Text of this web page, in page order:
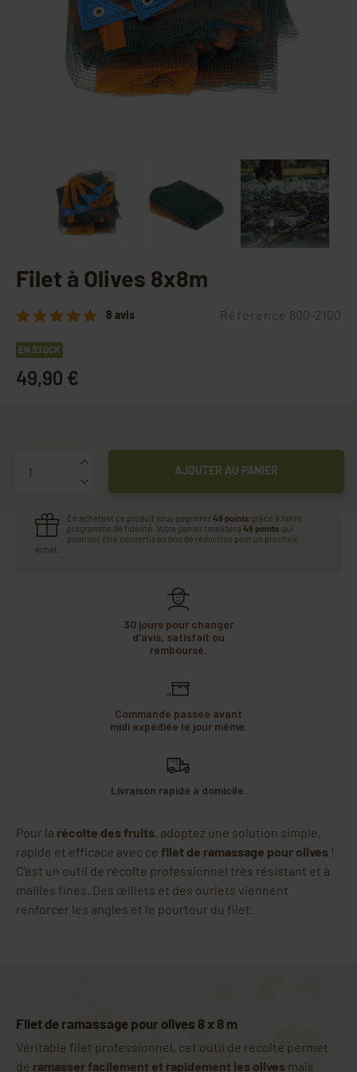
Filet à Olives 8x8m
8 avis Référence 800-2100
EN STOCK
49,90 €
AJOUTER AU PANIER
En achetant ce produit vous gagnerez 49 points grâce à notre
programme de fidélité. Votre panier totalisera 49 points qui
pourront être convertis en bon de réduction pour un prochain
achat.
30 jours pour changer
d'avis, satisfait ou
remboursé.
Commande passée avant
midi expédiée le jour même.
Livraison rapide à domicile.
Pour la récolte des fruits, adoptez une solution simple,
rapide et efficace avec ce filet de ramassage pour olives !
C'est un outil de récolte professionnel très résistant et à
mailles fines. Des œillets et des ourlets viennent
renforcer les angles et le pourtour du filet.
Filet de ramassage pour olives 8 x 8 m
Véritable filet professionnel, cet outil de récolte permet
de ramasser facilement et rapidement les olives mais